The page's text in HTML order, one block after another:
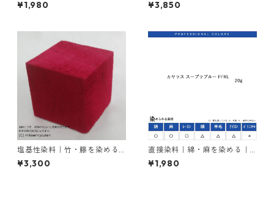
¥1,980
ンク
¥3,850
塩基性染料｜竹・籐を染める
｜100g｜塩基性レット（赤色
系）
¥3,300
直接染料｜綿・麻を染める｜2
0g｜カヤラス スープラブルー
FFRL（青色）
¥1,980